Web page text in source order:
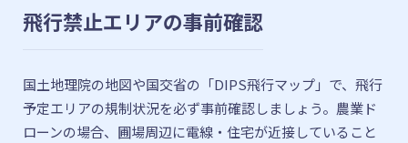
飛行禁止エリアの事前確認
国土地理院の地図や国交省の「DIPS飛行マップ」で、飛行
予定エリアの規制状況を必ず事前確認しましょう。農業ド
ローンの場合、圃場周辺に電線・住宅が近接していること